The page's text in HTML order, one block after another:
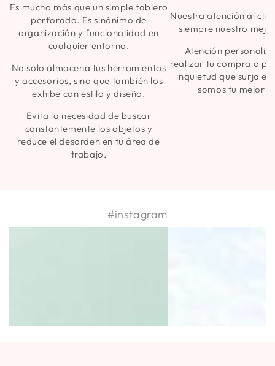
Es mucho más que un simple tablero
perforado. Es sinónimo de
organización y funcionalidad en
cualquier entorno.
No solo almacena tus herramientas
y accesorios, sino que también los
exhibe con estilo y diseño.
Evita la necesidad de buscar
constantemente los objetos y
reduce el desorden en tu área de
trabajo.
Nuestra atención al
siempre nuestro
Atención
realizar tu compra o
inquietud que surja
somos tu mejor
#instagram